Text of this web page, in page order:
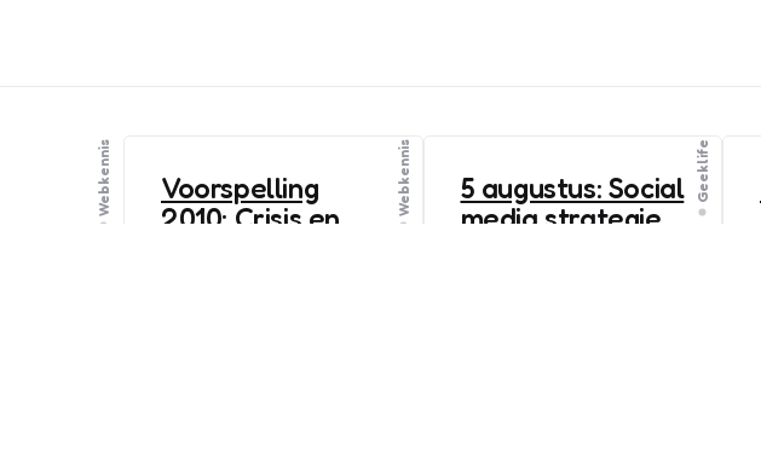
Webkennis
Voorspelling
2010: Crisis en
Webkennis
5 augustus: Social
media strategie,
Geeklife